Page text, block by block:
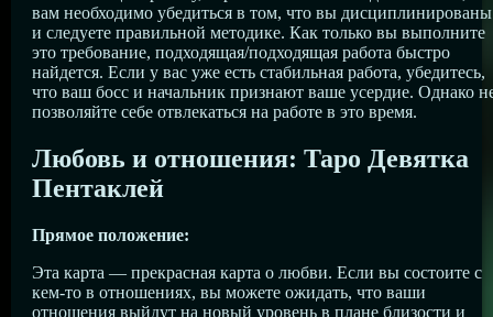
вам необходимо убедиться в том, что вы дисциплинированы
и следуете правильной методике. Как только вы выполните
это требование, подходящая/подходящая работа быстро
найдется. Если у вас уже есть стабильная работа, убедитесь,
что ваш босс и начальник признают ваше усердие. Однако
позволяйте себе отвлекаться на работе в это время.
Любовь и отношения: Таро Девятка
Пентаклей
Прямое положение:
Эта карта — прекрасная карта о любви. Если вы состоите с
кем-то в отношениях, вы можете ожидать, что ваши
отношения выйдут на новый уровень в плане близости и